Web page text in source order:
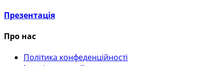
Презентація
Про нас
Політика конфеденційності